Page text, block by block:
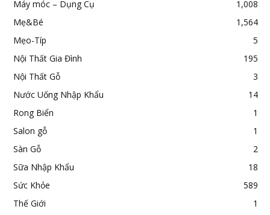
Máy móc – Dụng Cụ
1,008
Mẹ&Bé
1,564
Mẹo-Típ
5
Nội Thất Gia Đình
195
Nội Thất Gỗ
3
Nước Uống Nhập Khẩu
14
Rong Biển
1
Salon gỗ
1
Sàn Gỗ
2
Sữa Nhập Khẩu
18
Sức Khỏe
589
Thế Giới
1